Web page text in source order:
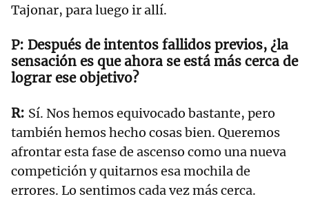
Tajonar, para luego ir allí.
Después de intentos fallidos previos, ¿la
sensación es que ahora se está más cerca de
lograr ese objetivo?
Sí. Nos hemos equivocado bastante, pero
también hemos hecho cosas bien. Queremos
afrontar esta fase de ascenso como una nueva
competición y quitarnos esa mochila de
errores. Lo sentimos cada vez más cerca.